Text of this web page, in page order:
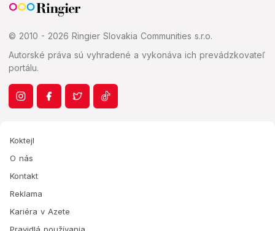
© 2010 - 2026 Ringier Slovakia Communities s.r.o.
Autorské práva sú vyhradené a vykonáva ich prevádzkovateľ
portálu.
Koktejl
O nás
Kontakt
Reklama
Kariéra v Azete
Pravidlá používania